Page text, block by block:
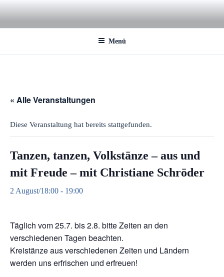
springen
Menü
« Alle Veranstaltungen
Diese Veranstaltung hat bereits stattgefunden.
Tanzen, tanzen, Volkstänze – aus und
mit Freude – mit Christiane Schröder
2 August/18:00 - 19:00
Täglich vom 25.7. bis 2.8. bitte Zeiten an den
verschiedenen Tagen beachten.
Kreistänze aus verschiedenen Zeiten und Ländern
werden uns erfrischen und erfreuen!